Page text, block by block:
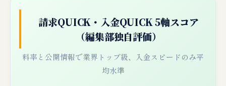
請求QUICK・入金QUICK 5軸スコア
（編集部独自評価）
料率と公開情報で業界トップ級、入金スピードのみ平
均水準